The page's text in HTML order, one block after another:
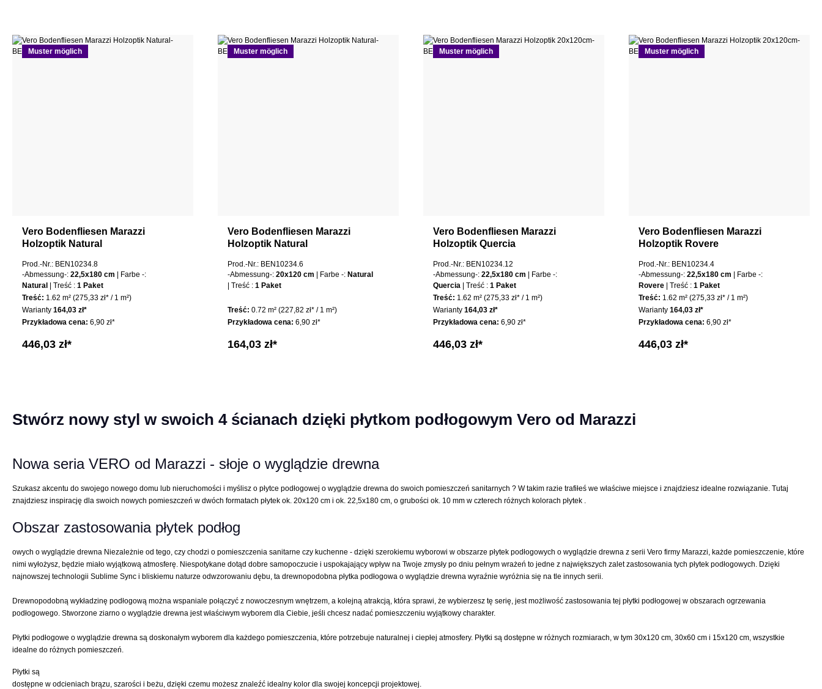
Muster möglich
Vero Bodenfliesen Marazzi
Holzoptik Natural
Prod.-Nr.: BEN10234.8
-Abmessung-: 22,5x180 cm
| Farbe -:
Natural
| Treść : 1 Paket
Treść: 1.62 m² (275,33 zł* / 1 m²)
Warianty 164,03 zł*
Przykładowa cena: 6,90 zł*
446,03 zł*
Muster möglich
Vero Bodenfliesen Marazzi
Holzoptik Natural
Prod.-Nr.: BEN10234.6
-Abmessung-: 20x120 cm | Farbe -: Natural
| Treść : 1 Paket
Treść: 0.72 m² (227,82 zł* / 1 m²)
Przykładowa cena: 6,90 zł*
164,03 zł*
Muster möglich
Vero Bodenfliesen Marazzi
Holzoptik Quercia
Prod.-Nr.: BEN10234.12
-Abmessung-: 22,5x180 cm
| Farbe -:
Quercia
| Treść : 1 Paket
Treść: 1.62 m² (275,33 zł* / 1 m²)
Warianty 164,03 zł*
Przykładowa cena: 6,90 zł*
446,03 zł*
Muster möglich
Vero Bodenfliesen Marazzi
Holzoptik Rovere
Prod.-Nr.: BEN10234.4
-Abmessung-: 22,5x180 cm
| Farbe -:
Rovere
| Treść : 1 Paket
Treść: 1.62 m² (275,33 zł* / 1 m²)
Warianty 164,03 zł*
Przykładowa cena: 6,90 zł*
446,03 zł*
Stwórz nowy styl w swoich 4 ścianach dzięki płytkom podłogowym Vero od Marazzi
Nowa seria VERO od Marazzi - słoje o wyglądzie drewna
Szukasz akcentu do swojego nowego domu lub nieruchomości i myślisz o płytce podłogowej o wyglądzie drewna do swoich pomieszczeń sanitarnych ? W takim razie trafiłeś we właściwe miejsce i znajdziesz idealne rozwiązanie. Tutaj
znajdziesz inspirację dla swoich nowych pomieszczeń w dwóch formatach płytek ok. 20x120 cm i ok. 22,5x180 cm, o grubości ok. 10 mm w czterech różnych kolorach płytek .
Obszar zastosowania płytek podłog
owych o wyglądzie drewna Niezależnie od tego, czy chodzi o pomieszczenia sanitarne czy kuchenne - dzięki szerokiemu wyborowi w obszarze płytek podłogowych o wyglądzie drewna z serii Vero firmy Marazzi, każde pomieszczenie, które
nimi wyłożysz, będzie miało wyjątkową atmosferę. Niespotykane dotąd dobre samopoczucie i uspokajający wpływ na Twoje zmysły po dniu pełnym wrażeń to jedne z największych zalet zastosowania tych płytek podłogowych. Dzięki
najnowszej technologii Sublime Sync i bliskiemu naturze odwzorowaniu dębu, ta drewnopodobna płytka podłogowa o wyglądzie drewna wyraźnie wyróżnia się na tle innych serii.
Drewnopodobną wykładzinę podłogową można wspaniale połączyć z nowoczesnym wnętrzem, a kolejną atrakcją, która sprawi, że wybierzesz tę serię, jest możliwość zastosowania tej płytki podłogowej w obszarach ogrzewania
podłogowego. Stworzone ziarno o wyglądzie drewna jest właściwym wyborem dla Ciebie, jeśli chcesz nadać pomieszczeniu wyjątkowy charakter.
Płytki podłogowe o wyglądzie drewna są doskonałym wyborem dla każdego pomieszczenia, które potrzebuje naturalnej i ciepłej atmosfery. Płytki są dostępne w różnych rozmiarach, w tym 30x120 cm, 30x60 cm i 15x120 cm, wszystkie
idealne do różnych pomieszczeń.
Płytki są
dostępne w odcieniach brązu, szarości i beżu, dzięki czemu możesz znaleźć idealny kolor dla swojej koncepcji projektowej.